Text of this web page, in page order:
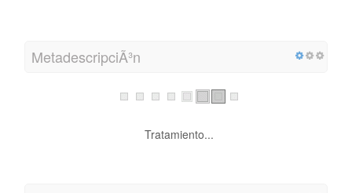
MetadescripciÃ³n
Tratamiento...